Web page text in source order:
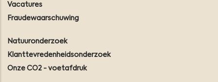
Vacatures
Fraudewaarschuwing
Natuuronderzoek
Klanttevredenheidsonderzoek
Onze CO2 - voetafdruk